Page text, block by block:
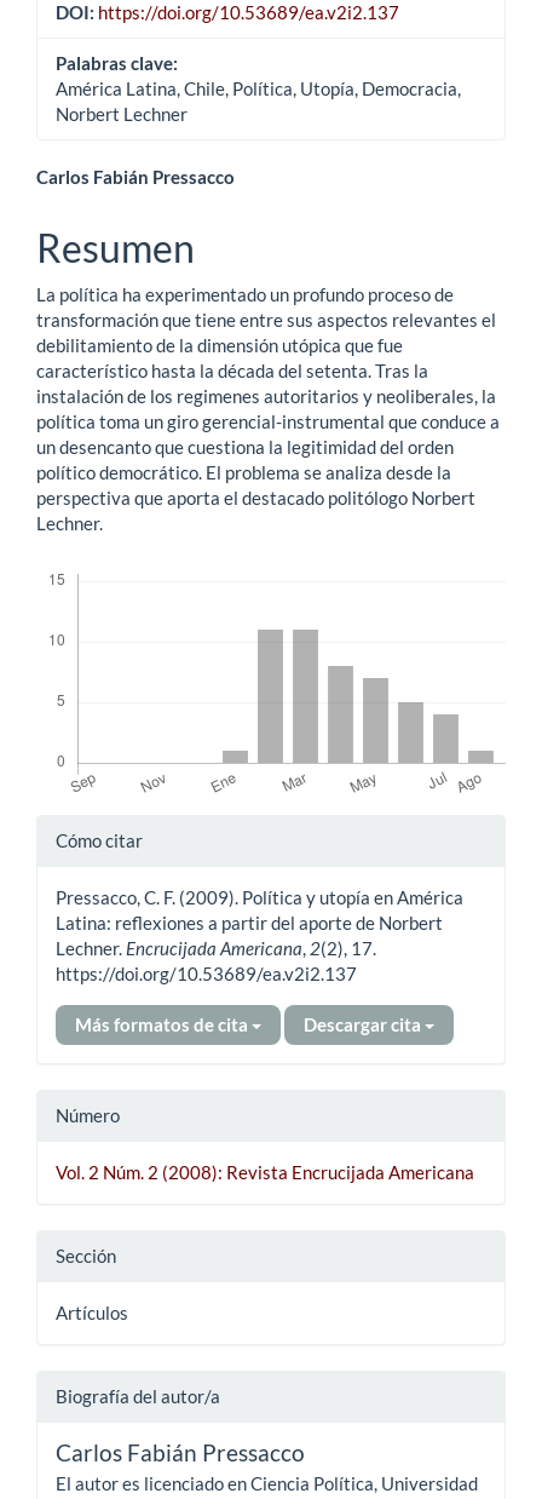
DOI: https://doi.org/10.53689/ea.v2i2.137
Palabras clave:
América Latina, Chile, Política, Utopía, Democracia,
Norbert Lechner
Contenido
principal
del
artículo
Carlos Fabián Pressacco
Resumen
La política ha experimentado un profundo proceso de
transformación que tiene entre sus aspectos relevantes el
debilitamiento de la dimensión utópica que fue
característico hasta la década del setenta. Tras la
instalación de los regimenes autoritarios y neoliberales, la
política toma un giro gerencial-instrumental que conduce a
un desencanto que cuestiona la legitimidad del orden
político democrático. El problema se analiza desde la
perspectiva que aporta el destacado politólogo Norbert
Lechner.
Detalles
artículo
Cómo citar
Pressacco, C. F. (2009). Política y utopía en América
Latina: reflexiones a partir del aporte de Norbert
Lechner. Encrucijada Americana, 2(2), 17.
https://doi.org/10.53689/ea.v2i2.137
Más formatos de cita Descargar cita
Número
Vol. 2 Núm. 2 (2008): Revista Encrucijada Americana
Sección
Artículos
Biografía del autor/a
Carlos Fabián Pressacco
El autor es licenciado en Ciencia Política, Universidad